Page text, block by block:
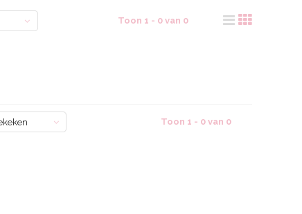
Toon 1 - 0 van 0
Toon 1 - 0 van 0